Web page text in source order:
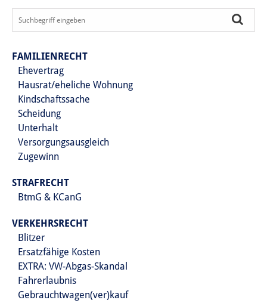
FAMILIENRECHT
Ehevertrag
Hausrat/eheliche Wohnung
Kindschaftssache
Scheidung
Unterhalt
Versorgungsausgleich
Zugewinn
STRAFRECHT
BtmG & KCanG
VERKEHRSRECHT
Blitzer
Ersatzfähige Kosten
EXTRA: VW-Abgas-Skandal
Fahrerlaubnis
Gebrauchtwagen(ver)kauf